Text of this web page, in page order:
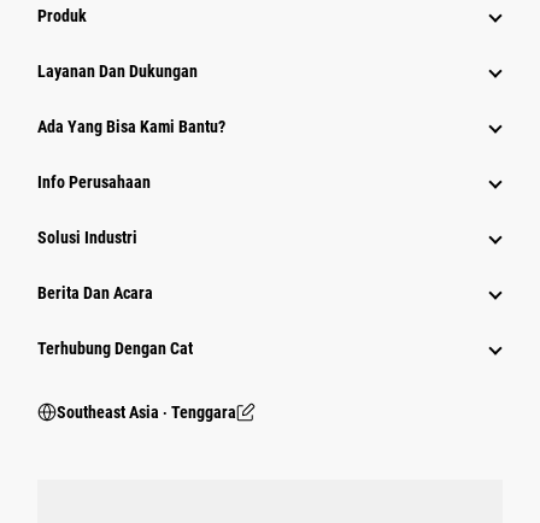
Produk
Layanan Dan Dukungan
Ada Yang Bisa Kami Bantu?
Info Perusahaan
Solusi Industri
Berita Dan Acara
Terhubung Dengan Cat
Southeast Asia ‧ Tenggara